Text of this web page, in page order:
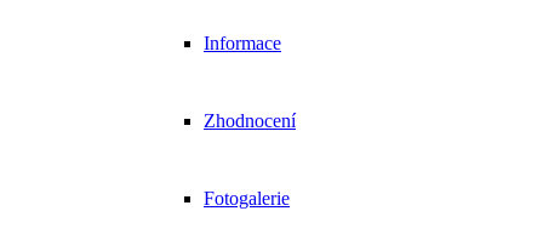
Informace
Zhodnocení
Fotogalerie